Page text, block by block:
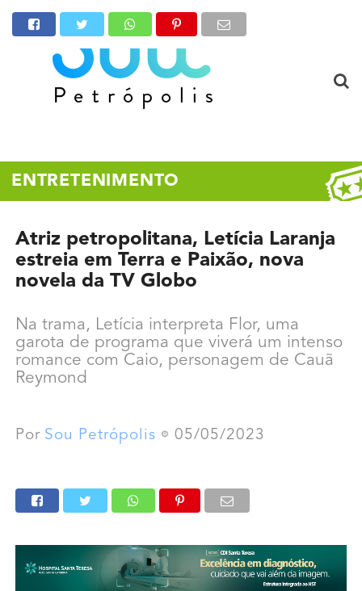
ENTRETENIMENTO
Atriz petropolitana, Letícia Laranja
estreia em Terra e Paixão, nova
novela da TV Globo
Na trama, Letícia interpreta Flor, uma
garota de programa que viverá um intenso
romance com Caio, personagem de Cauã
Reymond
Por Sou Petrópolis 05/05/2023